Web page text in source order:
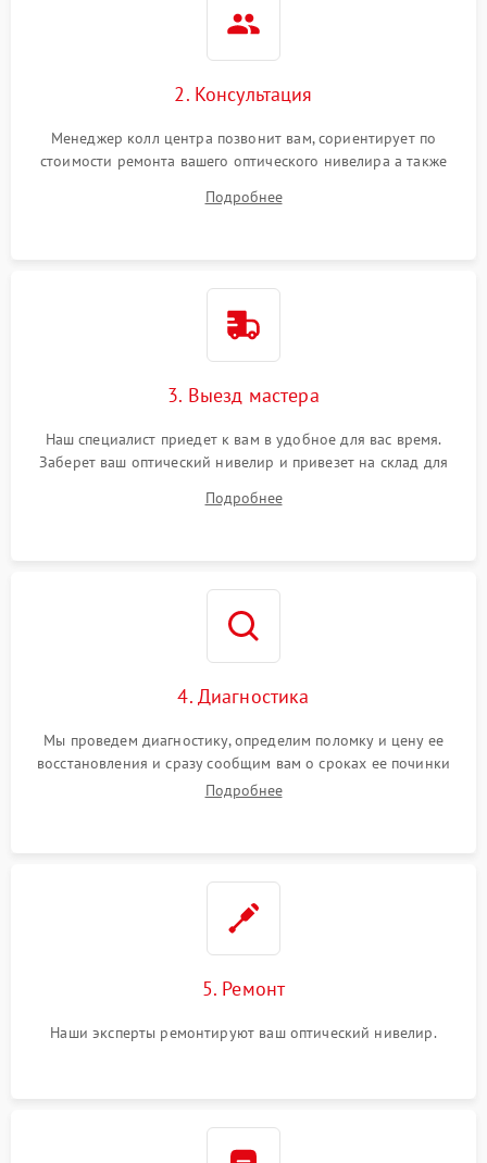
2. Консультация
Менеджер колл центра позвонит вам, сориентирует по
стоимости ремонта вашего оптического нивелира а также
Подробнее
3. Выезд мастера
Наш специалист приедет к вам в удобное для вас время.
Заберет ваш оптический нивелир и привезет на склад для
Подробнее
4. Диагностика
Мы проведем диагностику, определим поломку и цену ее
восстановления и сразу сообщим вам о сроках ее починки
Подробнее
5. Ремонт
Наши эксперты ремонтируют ваш оптический нивелир.